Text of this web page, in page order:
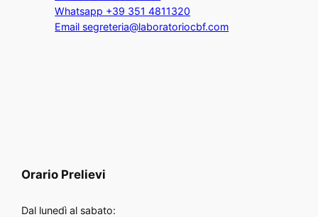
Whatsapp +39 351 4811320
Email segreteria@laboratoriocbf.com
Orario Prelievi
Dal lunedì al sabato: